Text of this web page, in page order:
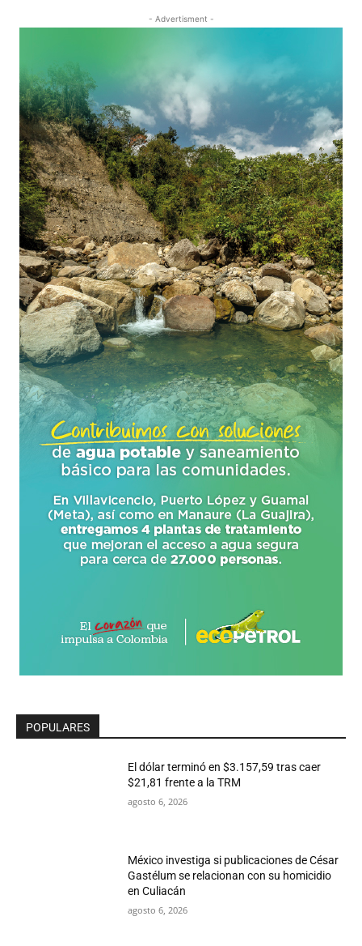
- Advertisment -
POPULARES
El dólar terminó en $3.157,59 tras caer
$21,81 frente a la TRM
agosto 6, 2026
México investiga si publicaciones de César
Gastélum se relacionan con su homicidio
en Culiacán
agosto 6, 2026